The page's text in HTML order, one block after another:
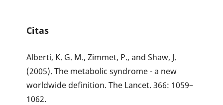
Citas
Alberti, K. G. M., Zimmet, P., and Shaw, J.
(2005). The metabolic syndrome - a new
worldwide definition. The Lancet. 366: 1059–
1062.